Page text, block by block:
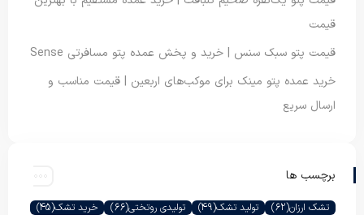
قیمت
قیمت پتو سبک سنس | خرید و پخش عمده پتو مسافرتی Sense
خرید عمده پتو مینک برای موکب‌های اربعین | قیمت مناسب و
ارسال سریع
برچسب ها
تشک ارزان(62) تولید تشک(49) تولیدی روتختی(66) خرید تشک(45)